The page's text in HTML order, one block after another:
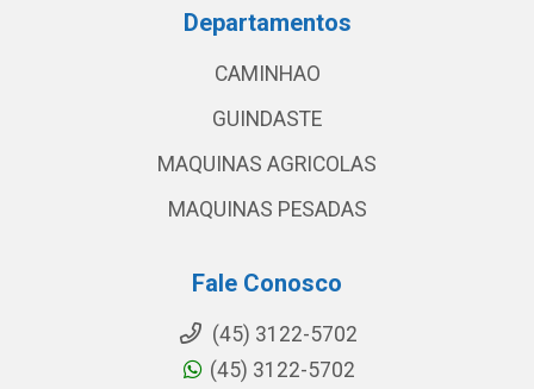
Departamentos
CAMINHAO
GUINDASTE
MAQUINAS AGRICOLAS
MAQUINAS PESADAS
Fale Conosco
(45) 3122-5702
(45) 3122-5702